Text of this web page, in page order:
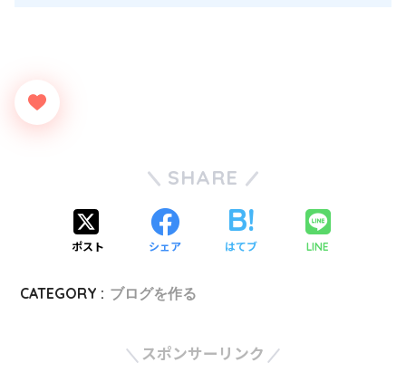
SHARE
ポスト シェア はてブ LINE
CATEGORY : ブログを作る
スポンサーリンク